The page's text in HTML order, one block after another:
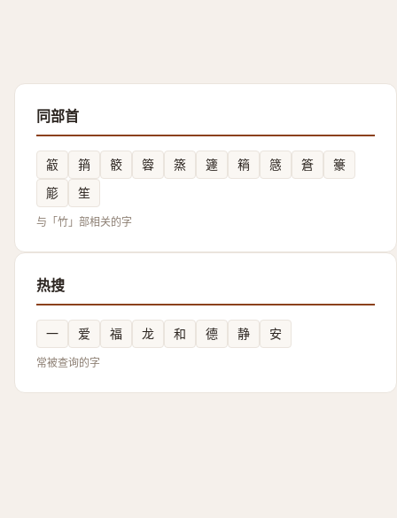
同部首
䈛 䈰 䉰 䈶 篜 籧 䈾 䉞 篬
籇
簓
笙
与「竹」部相关的字
热搜
一 爱 福 龙 和 德 静 安
常被查询的字